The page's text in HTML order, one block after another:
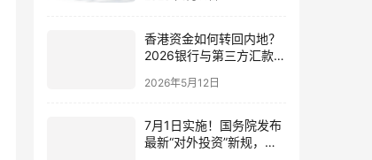
香港资金如何转回内地？
2026银行与第三方汇款全
2026年5月12日
7月1日实施！国务院发布
最新“对外投资”新规，炒